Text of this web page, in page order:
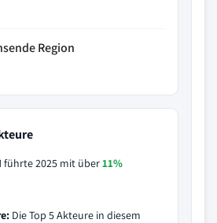
Region
führte 2025 mit über11%
Die Top 5 Akteure in diesem